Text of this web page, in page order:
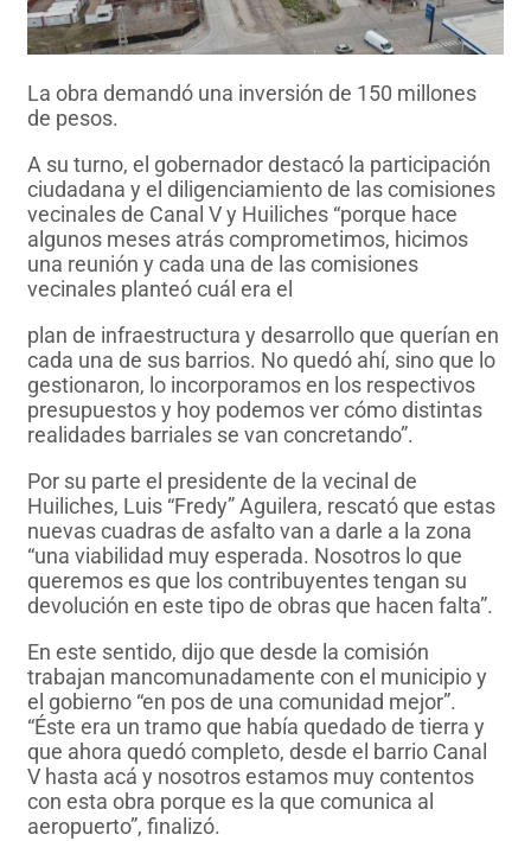
La obra demandó una inversión de 150 millones
de pesos.
A su turno, el gobernador destacó la participación
ciudadana y el diligenciamiento de las comisiones
vecinales de Canal V y Huiliches “porque hace
algunos meses atrás comprometimos, hicimos
una reunión y cada una de las comisiones
vecinales planteó cuál era el
plan de infraestructura y desarrollo que querían en
cada una de sus barrios. No quedó ahí, sino que lo
gestionaron, lo incorporamos en los respectivos
presupuestos y hoy podemos ver cómo distintas
realidades barriales se van concretando”.
Por su parte el presidente de la vecinal de
Huiliches, Luis “Fredy” Aguilera, rescató que estas
nuevas cuadras de asfalto van a darle a la zona
“una viabilidad muy esperada. Nosotros lo que
queremos es que los contribuyentes tengan su
devolución en este tipo de obras que hacen falta”.
En este sentido, dijo que desde la comisión
trabajan mancomunadamente con el municipio y
el gobierno “en pos de una comunidad mejor”.
“Éste era un tramo que había quedado de tierra y
que ahora quedó completo, desde el barrio Canal
V hasta acá y nosotros estamos muy contentos
con esta obra porque es la que comunica al
aeropuerto”, finalizó.